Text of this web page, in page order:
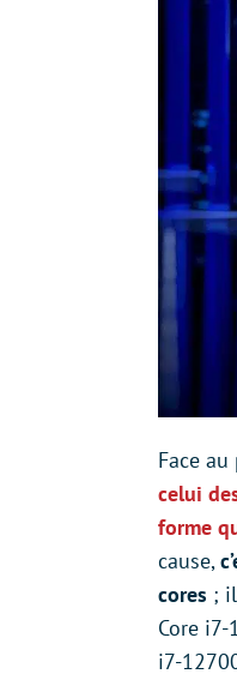
Face
celui
forme
cause,
cores ;
Core
i7-